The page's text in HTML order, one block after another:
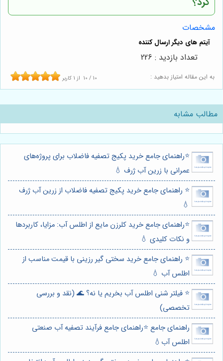
مشخصات
به این مقاله امتیاز بدهید : 10 / 10 از 1 کاربر
تعداد بازدید : 226
مطالب مشابه
⭐️راهنمای جامع خرید پکیج تصفیه فاضلاب برای پروژه‌های
عمرانی با زرین آب ژرف 💧
⭐️ راهنمای جامع خرید پکیج تصفیه فاضلاب از زرین آب ژرف
💧
⭐️راهنمای جامع خرید کلرزن مایع از اطلس آب: مزایا، کاربردها
و نکات کلیدی 💧
⭐️ راهنمای جامع خرید سختی گیر رزینی با قیمت مناسب از
اطلس آب 💧
⭐️ فیلتر شنی اطلس آب بخریم یا نه؟ 🌊 (نقد و بررسی
تخصصی)
راهنمای جامع ⭐️راهنمای جامع فرآیند تصفیه آب صنعتی
اطلس آب💧